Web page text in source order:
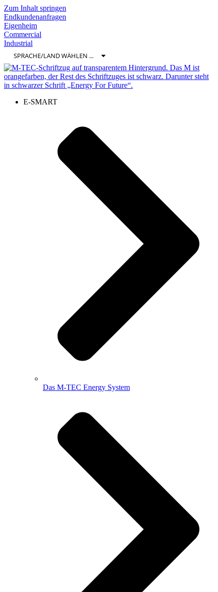
Zum Inhalt springen
Endkundenanfragen
Eigenheim
Commercial
Industrial
E-SMART
Das M-TEC Energy System